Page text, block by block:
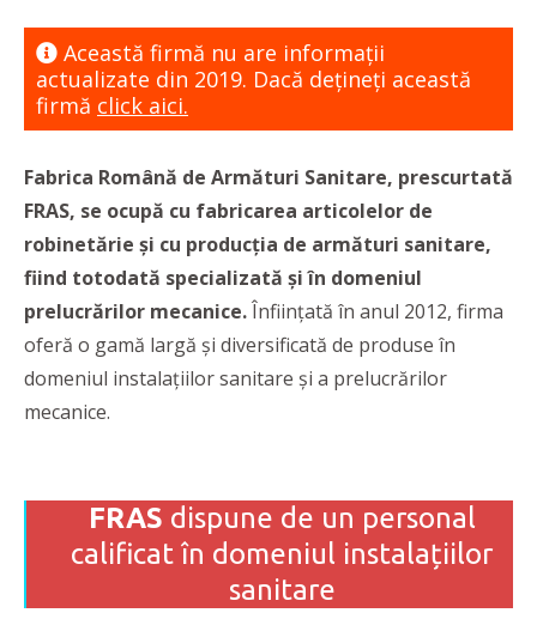
Această firmă nu are informaţii
actualizate din 2019. Dacă dețineți această
firmă click aici.
Fabrica Română de Armături Sanitare, prescurtată
FRAS, se ocupă cu fabricarea articolelor de
robinetărie și cu producția de armături sanitare,
fiind totodată specializată și în domeniul
prelucrărilor mecanice.Înființată în anul 2012, firma
oferă o gamă largă și diversificată de produse în
domeniul instalațiilor sanitare și a prelucrărilor
mecanice.
FRAS dispune de un personal
calificat în domeniul instalațiilor
sanitare